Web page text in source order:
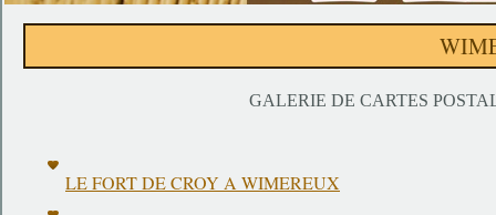
GALERIE DE CARTES
LE FORT DE CROY A WIMEREUX